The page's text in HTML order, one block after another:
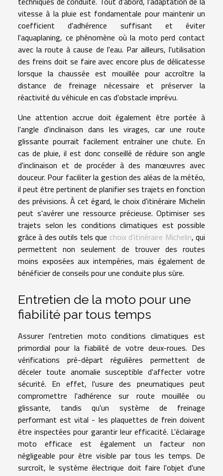
vitesse à la pluie est fondamentale pour maintenir un
coefficient d'adhérence suffisant et éviter
l'aquaplaning, ce phénomène où la moto perd contact
avec la route à cause de l'eau. Par ailleurs, l'utilisation
des freins doit se faire avec encore plus de délicatesse
lorsque la chaussée est mouillée pour accroître la
distance de freinage nécessaire et préserver la
réactivité du véhicule en cas d'obstacle imprévu.
Une attention accrue doit également être portée à
l'angle d'inclinaison dans les virages, car une route
glissante pourrait facilement entraîner une chute. En
cas de pluie, il est donc conseillé de réduire son angle
d'inclinaison et de procéder à des manœuvres avec
douceur. Pour faciliter la gestion des aléas de la météo,
il peut être pertinent de planifier ses trajets en fonction
des prévisions. À cet égard, le choix d'itinéraire Michelin
peut s'avérer une ressource précieuse. Optimiser ses
trajets selon les conditions climatiques est possible
grâce à des outils tels que choix d'itinéraire Michelin, qui
permettent non seulement de trouver des routes
moins exposées aux intempéries, mais également de
bénéficier de conseils pour une conduite plus sûre.
Entretien de la moto pour une
fiabilité par tous temps
Assurer l'entretien moto conditions climatiques est
primordial pour la fiabilité de votre deux-roues. Des
vérifications pré-départ régulières permettent de
déceler toute anomalie susceptible d'affecter votre
sécurité. En effet, l'usure des pneumatiques peut
compromettre l'adhérence sur route mouillée ou
glissante, tandis qu'un système de freinage
performant est vital - les plaquettes de frein doivent
être inspectées pour garantir leur efficacité. L'éclairage
moto efficace est également un facteur non
négligeable pour être visible par tous les temps. De
surcroît, le système électrique doit faire l'objet d'une